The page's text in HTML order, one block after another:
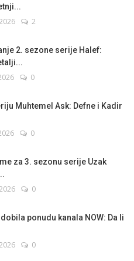
2
2. sezone serije Halef:
0
Muhtemel Ask: Defne i Kadir
0
za 3. sezonu serije Uzak
0
ponudu kanala NOW: Da li
0